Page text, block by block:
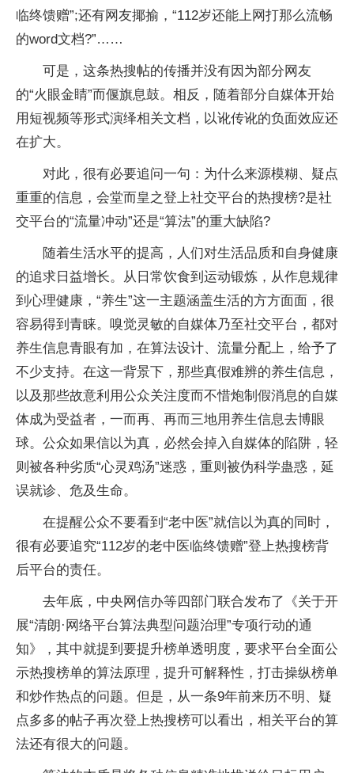
临终馈赠”;还有网友揶揄，“112岁还能上网打那么流畅
的word文档?”……
可是，这条热搜帖的传播并没有因为部分网友
的“火眼金睛”而偃旗息鼓。相反，随着部分自媒体开始
用短视频等形式演绎相关文档，以讹传讹的负面效应还
在扩大。
对此，很有必要追问一句：为什么来源模糊、疑点
重重的信息，会堂而皇之登上社交平台的热搜榜?是社
交平台的“流量冲动”还是“算法”的重大缺陷?
随着生活水平的提高，人们对生活品质和自身健康
的追求日益增长。从日常饮食到运动锻炼，从作息规律
到心理健康，“养生”这一主题涵盖生活的方方面面，很
容易得到青睐。嗅觉灵敏的自媒体乃至社交平台，都对
养生信息青眼有加，在算法设计、流量分配上，给予了
不少支持。在这一背景下，那些真假难辨的养生信息，
以及那些故意利用公众关注度而不惜炮制假消息的自媒
体成为受益者，一而再、再而三地用养生信息去博眼
球。公众如果信以为真，必然会掉入自媒体的陷阱，轻
则被各种劣质“心灵鸡汤”迷惑，重则被伪科学蛊惑，延
误就诊、危及生命。
在提醒公众不要看到“老中医”就信以为真的同时，
很有必要追究“112岁的老中医临终馈赠”登上热搜榜背
后平台的责任。
去年底，中央网信办等四部门联合发布了《关于开
展“清朗·网络平台算法典型问题治理”专项行动的通
知》，其中就提到要提升榜单透明度，要求平台全面公
示热搜榜单的算法原理，提升可解释性，打击操纵榜单
和炒作热点的问题。但是，从一条9年前来历不明、疑
点多多的帖子再次登上热搜榜可以看出，相关平台的算
法还有很大的问题。